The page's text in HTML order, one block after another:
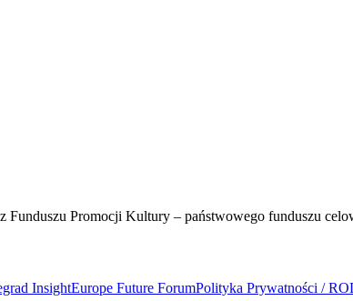
Promocji Kultury – państwowego funduszu
InsightEurope Future ForumPolityka Prywatności /